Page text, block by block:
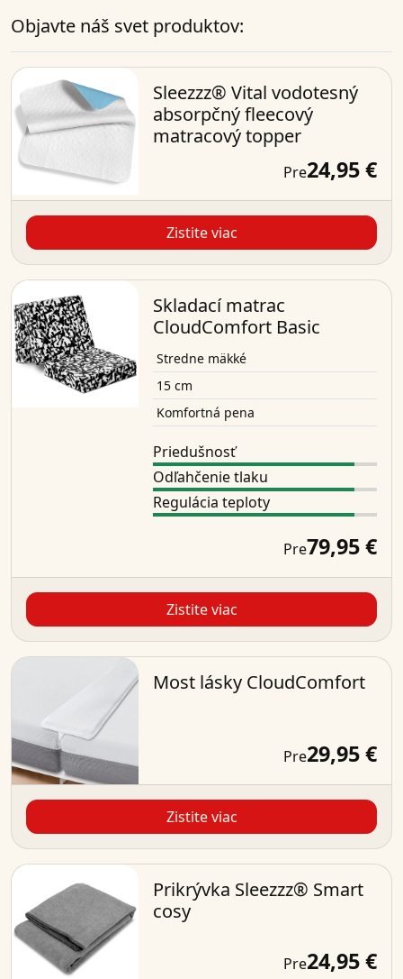
Objavte náš svet produktov:
Sleezzz® Vital vodotesný
absorpčný fleecový
matracový topper
Pre24,95 €
Zistite viac
Skladací matrac
CloudComfort Basic
Stredne mäkké
15 cm
Komfortná pena
Priedušnosť
Odľahčenie tlaku
Regulácia teploty
Pre79,95 €
Zistite viac
Most lásky CloudComfort
Pre29,95 €
Zistite viac
Prikrývka Sleezzz® Smart
cosy
Pre24,95 €